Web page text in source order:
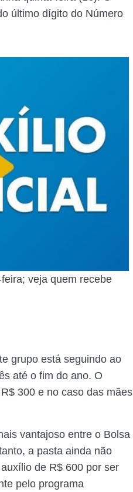
último dígito do Número
veja quem recebe
grupo está seguindo ao
até o fim do ano. O
300 e no caso das mães
vantajoso entre o Bolsa
a pasta ainda não
de R$ 600 por ser
pelo programa